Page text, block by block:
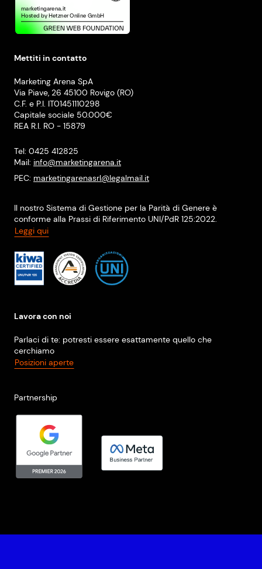
Mettiti in contatto
Marketing Arena SpA
Via Piave, 26 45100 Rovigo (RO)
C.F. e P.I. IT01451110298
Capitale sociale 50.000€
REA R.I. RO - 15879
Tel: 0425 412825
Mail: info@marketingarena.it
PEC: marketingarenasrl@legalmail.it
Il nostro Sistema di Gestione per la Parità di Genere è
conforme alla Prassi di Riferimento UNI/PdR 125:2022.
Leggi qui
Lavora con noi
Parlaci di te: potresti essere esattamente quello che
cerchiamo
Posizioni aperte
Partnership